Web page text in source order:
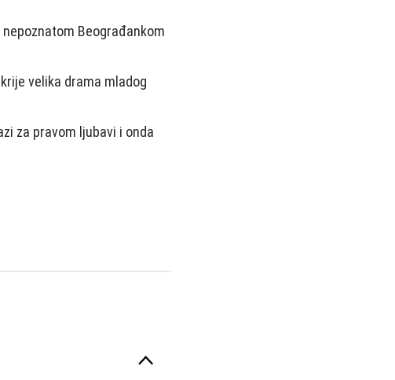
Beograđankom
velika drama mladog
za pravom ljubavi i onda